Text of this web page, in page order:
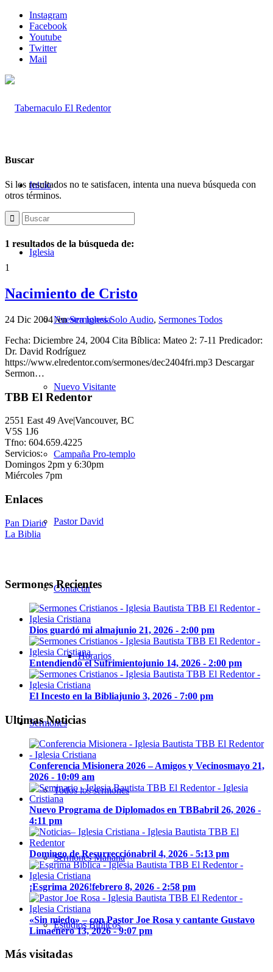
Instagram
Facebook
Youtube
Twitter
Mail
Inicio
Iglesia
Nuestra Iglesia
Nuevo Visitante
Campaña Pro-templo
Pastor David
Contactar
Horarios
Sermones
Todos los sermones
Sermones Mañana
Estudios Bíblicos
Buscar
Si los resultados no te satisfacen, intenta una nueva búsqueda con
otros términos.
1 resultados de la búsqueda de:
1
Nacimiento de Cristo
24 Dic 2004/enSermones Solo Audio, Sermones Todos
Fecha: Diciembre 24, 2004 Cita Bíblica: Mateo 2: 7-11 Predicador:
Dr. David Rodríguez
https://www.elredentor.com/sermones/dec2404fri.mp3 Descargar
Sermon…
TBB El Redentor
2551 East 49 Ave|Vancouver, BC
V5S 1J6
Tfno: 604.659.4225
Servicios:
Domingos 2pm y 6:30pm
Miércoles 7pm
Enlaces
Pan Diario
La Biblia
Sermones Recientes
Dios guardó mi almajunio 21, 2026 - 2:00 pm
Entendiendo el Sufrimientojunio 14, 2026 - 2:00 pm
El Incesto en la Bibliajunio 3, 2026 - 7:00 pm
Ultimas Noticias
Conferencia Misionera 2026 – Amigos y Vecinosmayo 21,
2026 - 10:09 am
Nuevo Programa de Diplomados en TBBabril 26, 2026 -
4:11 pm
Domingo de Resurrecciónabril 4, 2026 - 5:13 pm
¡Esgrima 2026!febrero 8, 2026 - 2:58 pm
«Sin miedo» – con Pastor Joe Rosa y cantante Gustavo
Limaenero 13, 2026 - 9:07 pm
Más visitadas